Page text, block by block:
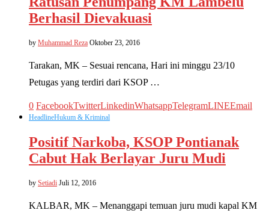
Berhasil Dievakuasi
by Muhammad Reza Oktober 23, 2016
Tarakan, MK – Sesuai rencana, Hari ini minggu 23/10
Petugas yang terdiri dari KSOP …
0 FacebookTwitterLinkedinWhatsappTelegramLINEEmail
HeadlineHukum & Kriminal
Positif Narkoba, KSOP Pontianak
Cabut Hak Berlayar Juru Mudi
by Setiadi Juli 12, 2016
KALBAR, MK – Menanggapi temuan juru mudi kapal KM